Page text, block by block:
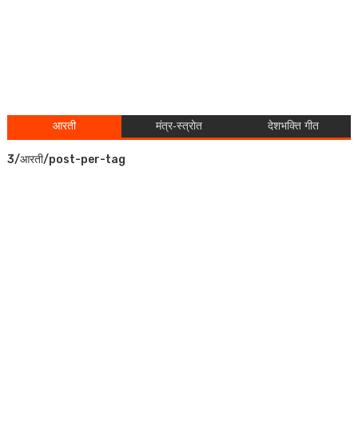
आरती मंत्र-स्त्रोत देशभक्ति गीत
3/आरती/post-per-tag